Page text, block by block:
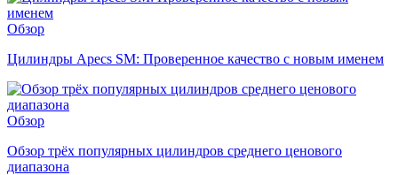
Обзор
Цилиндры Apecs SM: Проверенное качество с новым именем
Обзор
Обзор трёх популярных цилиндров среднего ценового
диапазона